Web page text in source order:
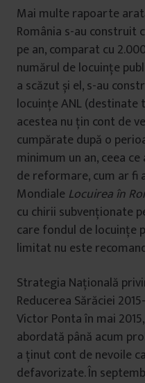
Mai multe rapoarte
România s-au construit
pe an, comparat cu
numărul de locuințe
a scăzut și el, s-au
locuințe ANL (destinate
acestea nu țin cont de
cumpărate după o
minimum un an, ceea
de reformare, cum ar fi
Mondiale Locuirea în
cu chirii subvenționate
care fondul de locuințe
limitat nu este
Strategia Națională
Reducerea Sărăciei
Victor Ponta în mai
abordată până acum
a ținut cont de nevoile
defavorizate. În